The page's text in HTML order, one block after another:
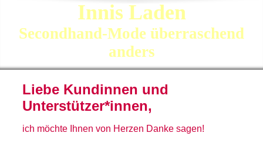
Innis Laden
Secondhand-Mode überraschend
anders
Liebe Kundinnen und
Unterstützer*innen,
ich möchte Ihnen von Herzen Danke sagen!